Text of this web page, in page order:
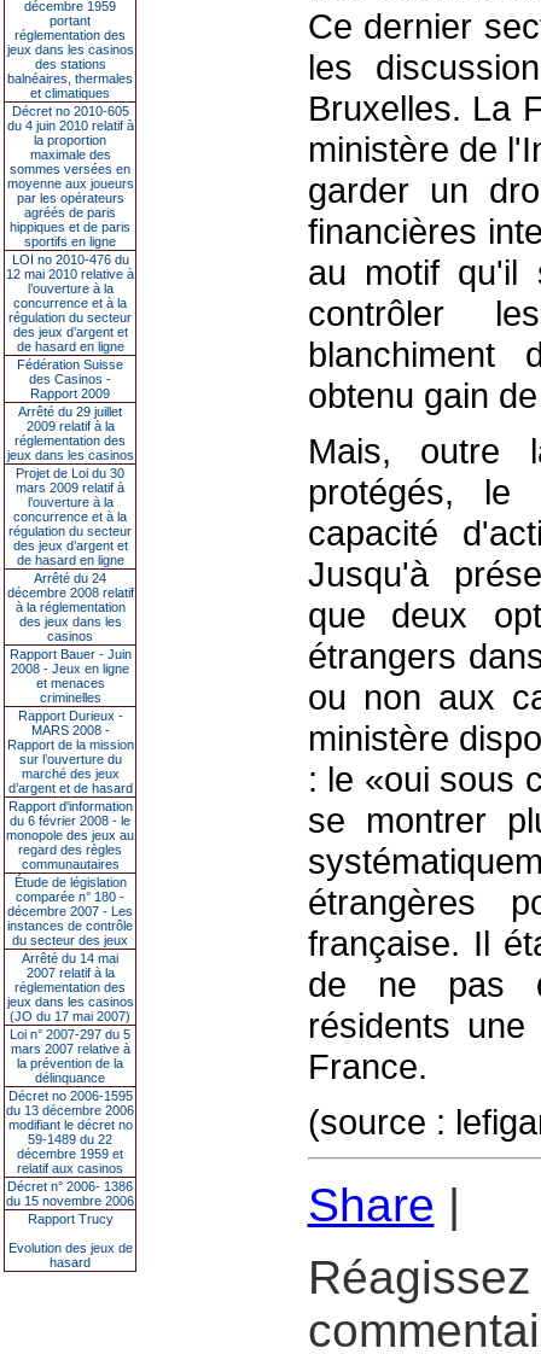
décembre 1959
portant
réglementation des
jeux dans les casinos
des stations
balnéaires, thermales
et climatiques
Décret no 2010-605
du 4 juin 2010 relatif à
la proportion
maximale des
sommes versées en
moyenne aux joueurs
par les opérateurs
agréés de paris
hippiques et de paris
sportifs en ligne
LOI no 2010-476 du
12 mai 2010 relative à
l’ouverture à la
concurrence et à la
régulation du secteur
des jeux d’argent et
de hasard en ligne
Fédération Suisse
des Casinos -
Rapport 2009
Arrêté du 29 juillet
2009 relatif à la
réglementation des
jeux dans les casinos
Projet de Loi du 30
mars 2009 relatif à
l’ouverture à la
concurrence et à la
régulation du secteur
des jeux d’argent et
de hasard en ligne
Arrêté du 24
décembre 2008 relatif
à la réglementation
des jeux dans les
casinos
Rapport Bauer - Juin
2008 - Jeux en ligne
et menaces
criminelles
Rapport Durieux -
MARS 2008 -
Rapport de la mission
sur l’ouverture du
marché des jeux
d’argent et de hasard
Rapport d'information
du 6 février 2008 - le
monopole des jeux au
regard des règles
communautaires
Étude de législation
comparée n° 180 -
décembre 2007 - Les
instances de contrôle
du secteur des jeux
Arrêté du 14 mai
2007 relatif à la
réglementation des
jeux dans les casinos
(JO du 17 mai 2007)
Loi n° 2007-297 du 5
mars 2007 relative à
la prévention de la
délinquance
Décret no 2006-1595
du 13 décembre 2006
modifiant le décret no
59-1489 du 22
décembre 1959 et
relatif aux casinos
Décret n° 2006- 1386
du 15 novembre 2006
Rapport Trucy
Evolution des jeux de
hasard
Ce dernier
les
Bruxelles. La
ministère de
garder un
financières
au motif qu'il
contrôler
blanchiment
obtenu gain
Mais, outre
protégés, le
capacité
Jusqu'à
que deux
étrangers
ou non aux
ministère
: le «oui sous
se montrer
étrangères
française. Il
de ne pas
résidents
France.
(source :
Share |